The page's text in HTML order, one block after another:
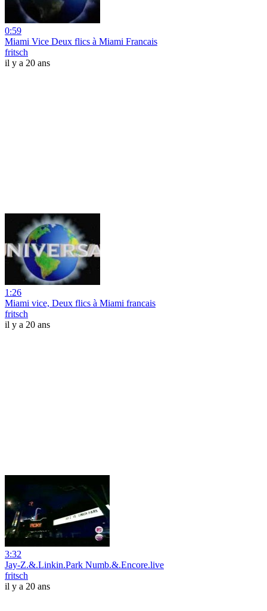
0:59
Miami Vice Deux flics à Miami Francais
fritsch
il y a 20 ans
1:26
Miami vice, Deux flics à Miami francais
fritsch
il y a 20 ans
3:32
Jay-Z.&.Linkin.Park Numb.&.Encore.live
fritsch
il y a 20 ans